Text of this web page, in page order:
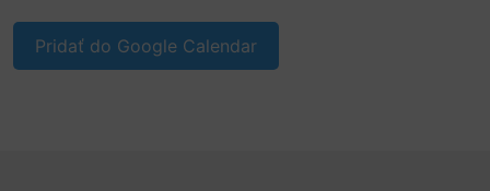
Pridať do Google Calendar